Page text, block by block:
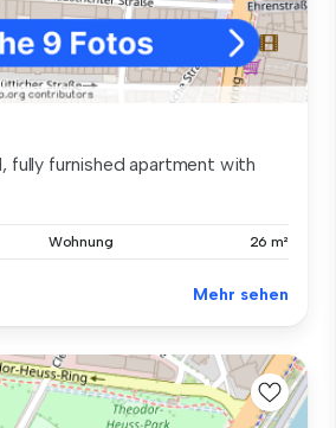
fully furnished apartment with
Wohnung 26 m²
Mehr sehen